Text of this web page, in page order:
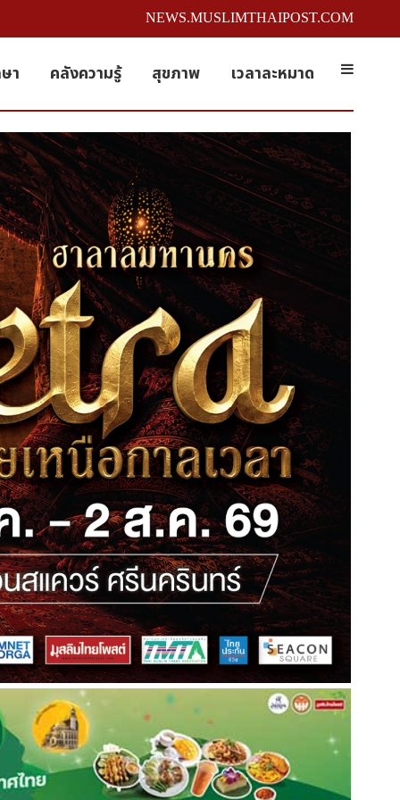
NEWS.MUSLIMTHAIPOST.COM
า คลังความรู้ สุขภาพ เวลาละหมาด